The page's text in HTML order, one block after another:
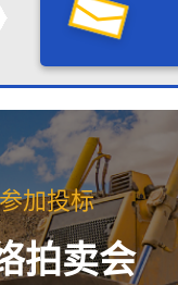
加投标
拍卖会